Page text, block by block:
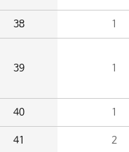
38 1
39 1
40 1
41 2